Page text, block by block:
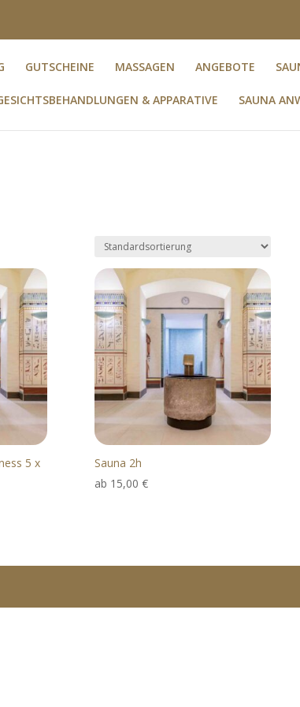
GUTSCHEINE MASSAGEN ANGEBOTE
& APPARATIVE SAUNA
5 x
Sauna 2h
ab 15,00 €